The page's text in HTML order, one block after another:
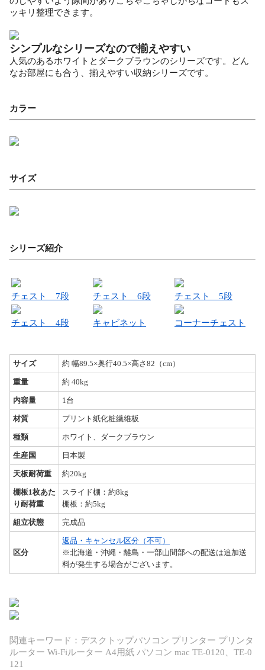
ッキリ整理できます。
シンプルなシリーズなので揃えやすい
人気のあるホワイトとダークブラウンのシリーズです。どん
なお部屋にも合う、揃えやすい収納シリーズです。
カラー
サイズ
シリーズ紹介
チェスト 7段 チェスト 6段 チェスト 5段
チェスト 4段 キャビネット コーナーチェスト
サイズ 約 幅89.5×奥行40.5×高さ82（cm）
重量 約 40kg
内容量 1台
材質 プリント紙化粧繊維板
種類 ホワイト、ダークブラウン
生産国 日本製
天板耐荷重 約20kg
棚板1枚あた
り耐荷重
スライド棚：約8kg
棚板：約5kg
組立状態 完成品
区分
返品・キャンセル区分（不可）
※北海道・沖縄・離島・一部山間部への配送は追加送
料が発生する場合がございます。
関連キーワード：デスクトップパソコン プリンター プリンタ
ルーター Wi-Fiルーター A4用紙 パソコン mac TE-0120、TE-0
121